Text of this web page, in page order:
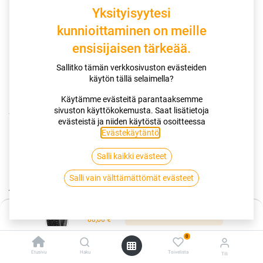
88,00€
Etusivu Haku
0
Toivelista Tili
Kauppa
175/65R15 88T NANKANG ICE ACTIVA GRIP SW-9 XL
175/65R15 88T NANKANG ICE
ACTIVA GRIP SW-9 XL
88,00€/ kpl
Saatavilla
Yksityisyytesi
kunnioittaminen on meille
ensisijaisen tärkeää.
Sallitko tämän verkkosivuston evästeiden
käytön tällä selaimella?
Käytämme evästeitä parantaaksemme
sivuston käyttökokemusta. Saat lisätietoja
evästeistä ja niiden käytöstä osoitteessa
Evästekäytäntö
Salli kaikki evästeet
Salli vain välttämättömät evästeet